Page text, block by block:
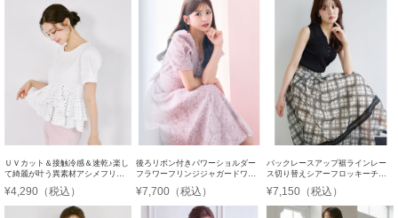
ＵＶカット＆接触冷感＆速乾♪楽し
て綺麗が叶う異素材アシメフリル
リブカットプルオーバー
¥4,290（税込）
後ろリボン付きパワーショルダー
フラワーフリンジジャガードワン
¥7,700（税込）
バックレースアップ裾ラインレー
ス切り替えシアーフロッキーチェ
ックフレアスカート
¥7,150（税込）